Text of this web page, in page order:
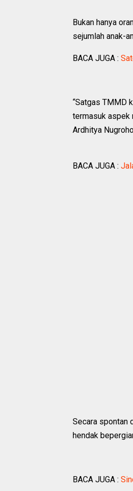
Bukan hanya
sejumlah anak-
BACA JUGA :
“Satgas TMMD
termasuk aspek
Ardhitya
BACA JUGA :
Secara spontan
hendak
BACA JUGA :